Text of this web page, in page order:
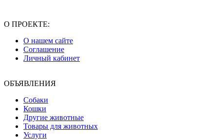
О ПРОЕКТЕ:
О нашем сайте
Соглашение
Личный кабинет
ОБЪЯВЛЕНИЯ
Собаки
Кошки
Другие животные
Товары для животных
Услуги